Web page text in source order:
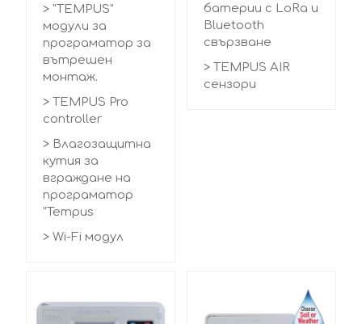
> "TEMPUS"
модули за
програматор за
вътрешен
монтаж.
> TEMPUS Pro
controller
> Влагозащитна
кутия за
вграждане на
програматор
"Tempus
> Wi-Fi модул
батерии с LoRa и
Bluetooth
свързване
> TEMPUS AIR
сензори